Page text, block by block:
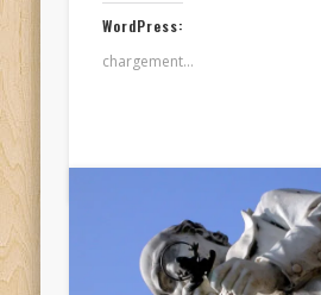
WordPress:
chargement…